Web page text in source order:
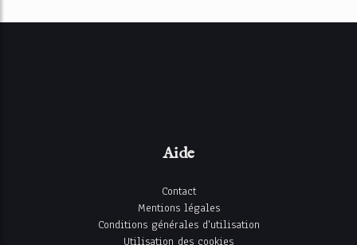
Aide
Contact
Mentions légales
Conditions générales d'utilisation
Utilisation des cookies